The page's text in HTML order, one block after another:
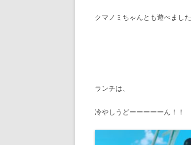
クマノミちゃんとも遊べました
ランチは、
冷やしうどーーーーーん！！